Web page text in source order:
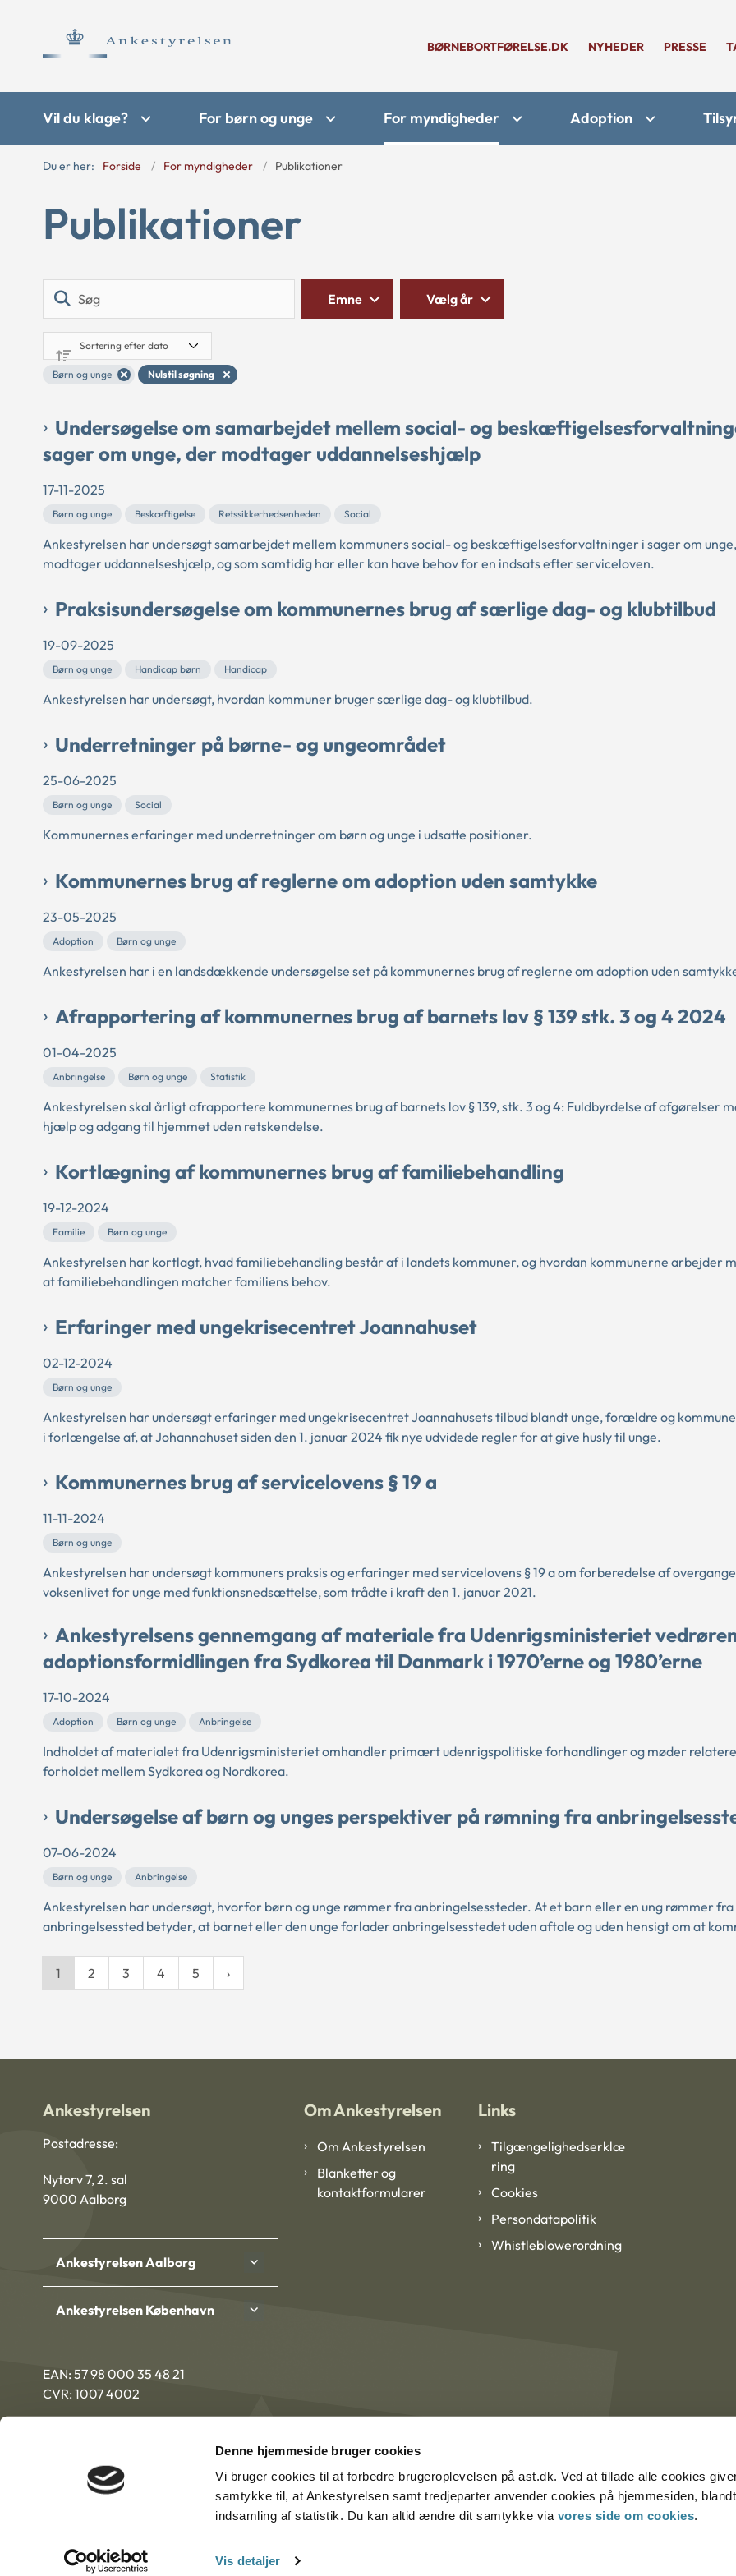
Denne hjemmeside bruger cookies
Vi bruger cookies til at forbedre brugeroplevelsen på ast.dk. Ved at tillade alle cookies
samtykke til, at Ankestyrelsen samt tredjeparter anvender cookies på hjemmesiden,
indsamling af statistik. Du kan altid ændre dit samtykke via vores side om cookies.
Vis detaljer
BØRNEBORTFØRELSE.DK NYHEDER PRESSE
Vil du klage? For børn og unge For myndigheder Adoption
Du er her: Forside For myndigheder Publikationer
Publikationer
Emne Vælg år
Børn og unge Nulstil søgning
Undersøgelse om samarbejdet mellem social- og
sager om unge, der modtager uddannelseshjælp
17-11-2025
Børn og unge Beskæftigelse Retssikkerhedsenheden Social
Ankestyrelsen har undersøgt samarbejdet mellem kommuners social- og beskæftigelsesforvaltninger i sager om
modtager uddannelseshjælp, og som samtidig har eller kan have behov for en indsats efter serviceloven.
Praksisundersøgelse om kommunernes brug af særlige dag- og klubtilbud
19-09-2025
Børn og unge Handicap børn Handicap
Ankestyrelsen har undersøgt, hvordan kommuner bruger særlige dag- og klubtilbud.
Underretninger på børne- og ungeområdet
25-06-2025
Børn og unge Social
Kommunernes erfaringer med underretninger om børn og unge i udsatte positioner.
Kommunernes brug af reglerne om adoption uden samtykke
23-05-2025
Adoption Børn og unge
Ankestyrelsen har i en landsdækkende undersøgelse set på kommunernes brug af reglerne om adoption uden
Afrapportering af kommunernes brug af barnets lov § 139 stk. 3 og 4 2024
01-04-2025
Anbringelse Børn og unge Statistik
Ankestyrelsen skal årligt afrapportere kommunernes brug af barnets lov § 139, stk. 3 og 4: Fuldbyrdelse af afgørelser
hjælp og adgang til hjemmet uden retskendelse.
Kortlægning af kommunernes brug af familiebehandling
19-12-2024
Familie Børn og unge
Ankestyrelsen har kortlagt, hvad familiebehandling består af i landets kommuner, og hvordan kommunerne arbejder
at familiebehandlingen matcher familiens behov.
Erfaringer med ungekrisecentret Joannahuset
02-12-2024
Børn og unge
Ankestyrelsen har undersøgt erfaringer med ungekrisecentret Joannahusets tilbud blandt unge, forældre og
i forlængelse af, at Johannahuset siden den 1. januar 2024 fik nye udvidede regler for at give husly til unge.
Kommunernes brug af servicelovens § 19 a
11-11-2024
Børn og unge
Ankestyrelsen har undersøgt kommuners praksis og erfaringer med servicelovens § 19 a om forberedelse af
voksenlivet for unge med funktionsnedsættelse, som trådte i kraft den 1. januar 2021.
Ankestyrelsens gennemgang af materiale fra Udenrigsministeriet
adoptionsformidlingen fra Sydkorea til Danmark i 1970’erne og 1980’erne
17-10-2024
Adoption Børn og unge Anbringelse
Indholdet af materialet fra Udenrigsministeriet omhandler primært udenrigspolitiske forhandlinger og møder
forholdet mellem Sydkorea og Nordkorea.
Undersøgelse af børn og unges perspektiver på rømning fra
07-06-2024
Børn og unge Anbringelse
Ankestyrelsen har undersøgt, hvorfor børn og unge rømmer fra anbringelsessteder. At et barn eller en ung rømmer fra
anbringelsessted betyder, at barnet eller den unge forlader anbringelsesstedet uden aftale og uden hensigt om at
1 2 3 4 5
Ankestyrelsen
Postadresse:
Nytorv 7, 2. sal
9000 Aalborg
Ankestyrelsen Aalborg
Ankestyrelsen København
EAN: 57 98 000 35 48 21
CVR: 1007 4002
Om Ankestyrelsen
Om Ankestyrelsen
Blanketter og
kontaktformularer
Links
Tilgængelighedserklæ
ring
Cookies
Persondatapolitik
Whistleblowerordning